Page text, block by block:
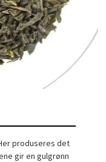
produseres det
gir en gulgrønn